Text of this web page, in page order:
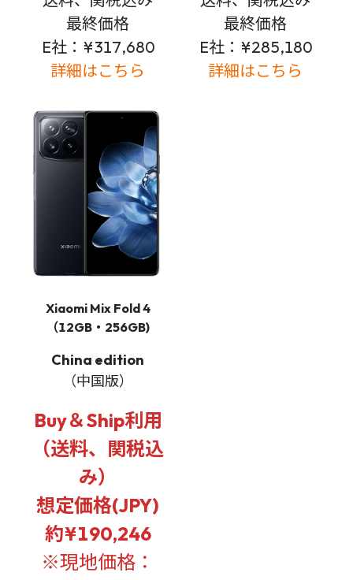
最終価格
E社：¥317,680
詳細はこちら
最終価格
E社：¥285,180
詳細はこちら
Xiaomi Mix Fold 4
（12GB・256GB)
China edition
（中国版）
Buy＆Ship利用
（送料、関税込
み）
想定価格(JPY)
約¥190,246
※現地価格：